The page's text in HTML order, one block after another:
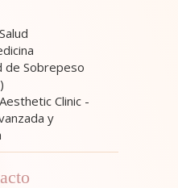
de Sobrepeso
Clinic -
y